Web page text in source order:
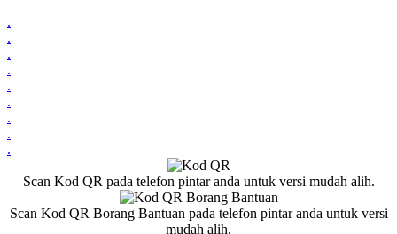
.
.
.
.
.
.
.
.
.
Scan Kod QR pada telefon pintar anda untuk versi mudah alih.
Scan Kod QR Borang Bantuan pada telefon pintar anda untuk versi
mudah alih.